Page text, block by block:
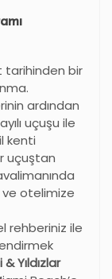
tarihinden bir
ardından
uçuşu ile
kenti
uçuştan
ve otelimize
rehberiniz ile
Yıldızlar